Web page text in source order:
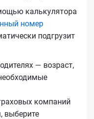
калькулятора
номер
подгрузит
— возраст,
компаний
выберите